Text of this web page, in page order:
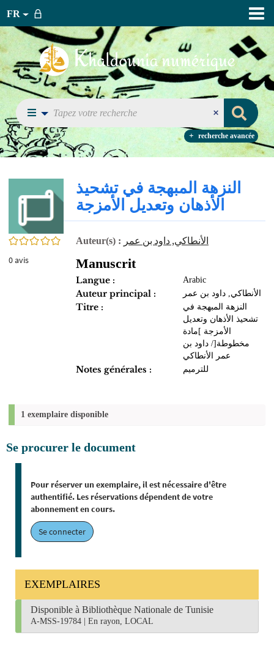
FR
recherche avancée
0/5
0avis
النزهة المبهجة في تشحيذ
الأذهان وتعديل الأمزجة
Auteur(s) : الأنطاكي, داود بن عمر
Manuscrit
Langue : Arabic
Auteur principal : الأنطاكي, داود بن عمر
Titre :
النزهة المبهجة في
تشحيذ الأذهان وتعديل
الأمزجة ]مادة
مخطوطة[/ داود بن
عمر الأنطاكي
Notes générales : للترميم
1 exemplaire disponible
Se procurer le document
Pour réserver un exemplaire, il est nécessaire d'être
authentifié. Les réservations dépendent de votre
abonnement en cours.
Se connecter
EXEMPLAIRES
Disponible à Bibliothèque Nationale de Tunisie
A-MSS-19784 En rayon, LOCAL